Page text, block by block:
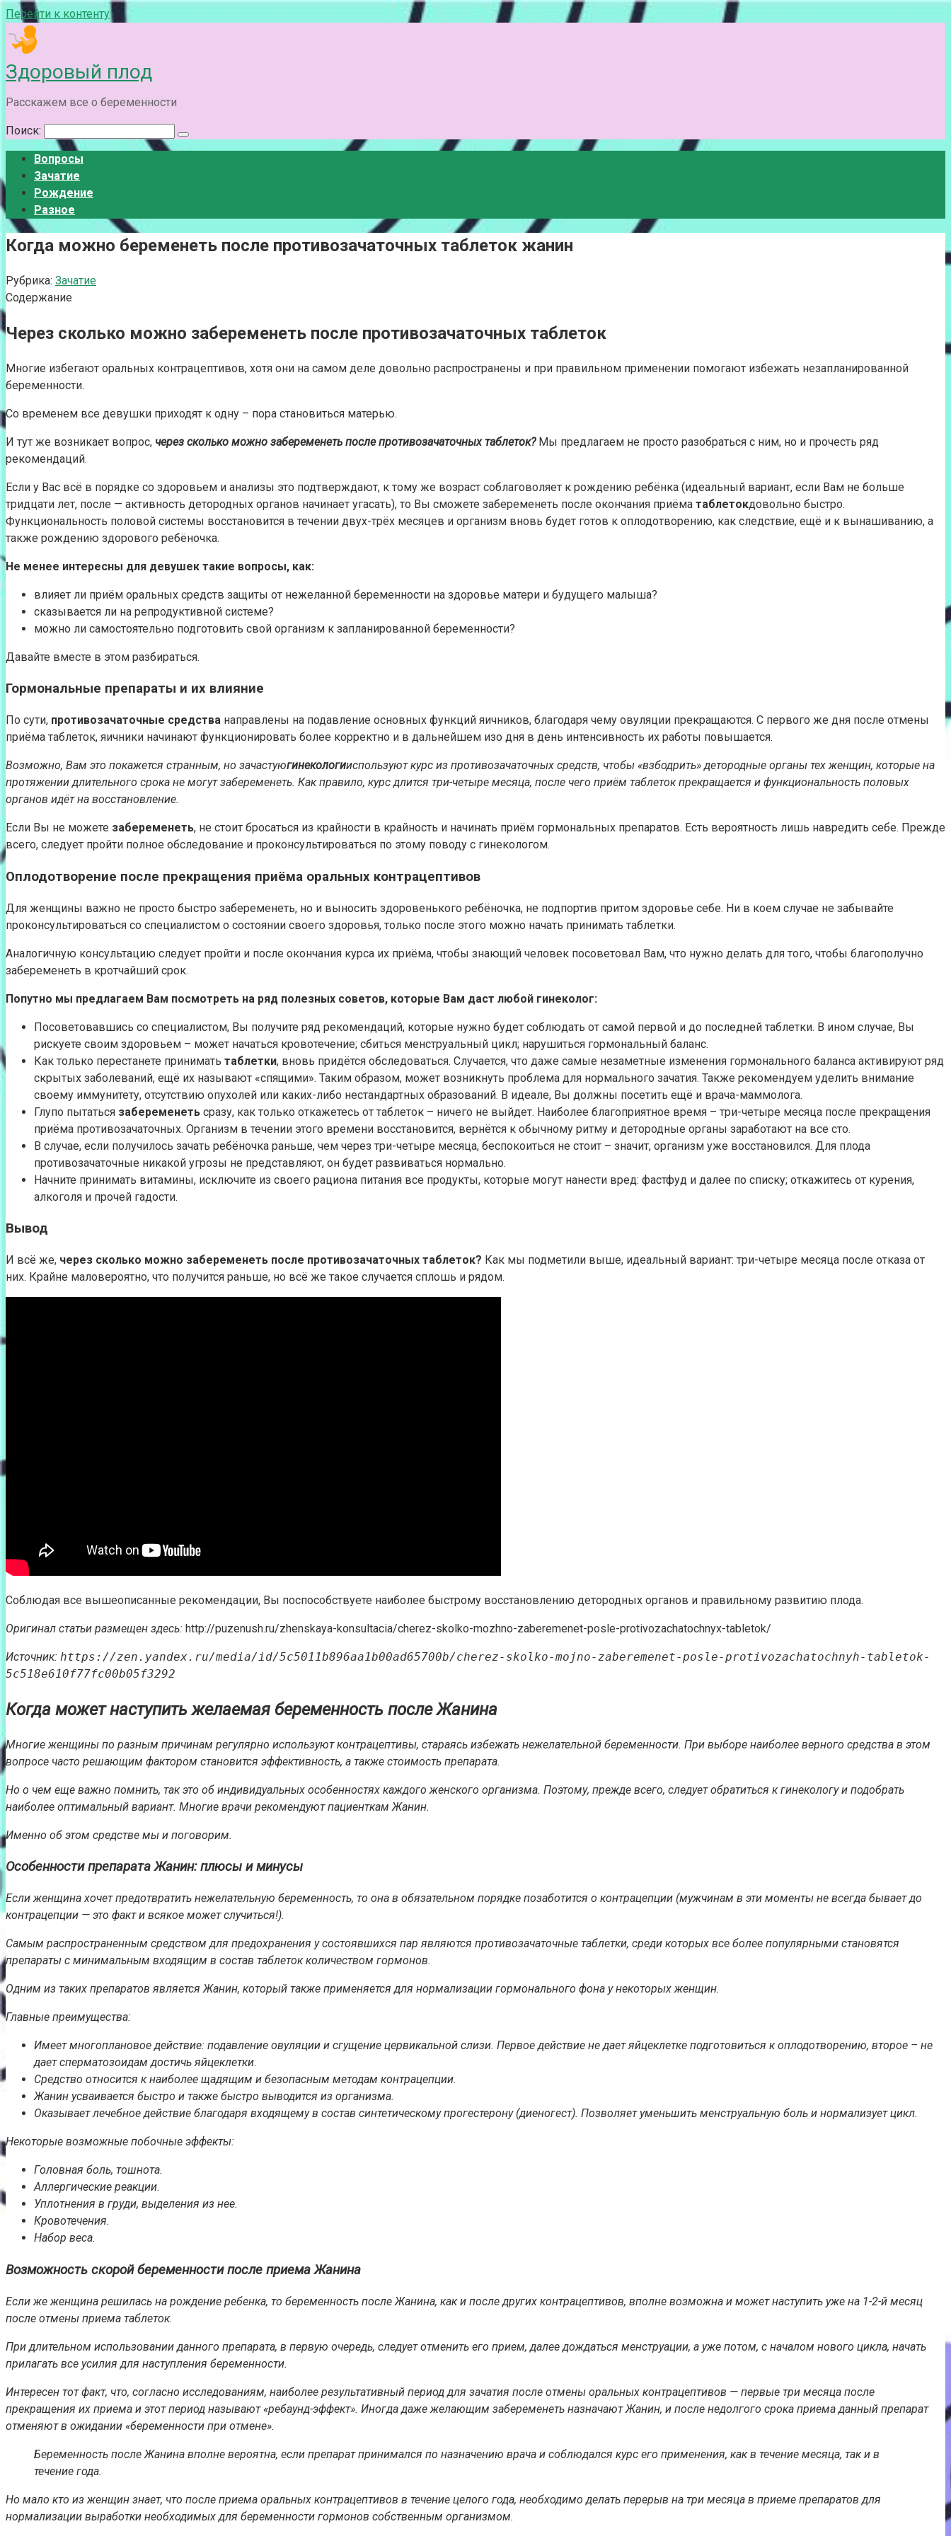
Перейти к контенту
Здоровый плод
Расскажем все о беременности
Поиск:
Вопросы
Зачатие
Рождение
Разное
Когда можно беременеть после противозачаточных таблеток жанин
Рубрика: Зачатие
Содержание
Через сколько можно забеременеть после противозачаточных таблеток
Многие избегают оральных контрацептивов, хотя они на самом деле довольно распространены и при правильном применении помогают избежать незапланированной
беременности.
Со временем все девушки приходят к одну – пора становиться матерью.
И тут же возникает вопрос, через сколько можно забеременеть после противозачаточных таблеток?Мы предлагаем не просто разобраться с ним, но и прочесть ряд
рекомендаций.
Если у Вас всё в порядке со здоровьем и анализы это подтверждают, к тому же возраст соблаговоляет к рождению ребёнка (идеальный вариант, если Вам не больше
тридцати лет, после — активность детородных органов начинает угасать), то Вы сможете забеременеть после окончания приёма таблетокдовольно быстро.
Функциональность половой системы восстановится в течении двух-трёх месяцев и организм вновь будет готов к оплодотворению, как следствие, ещё и к вынашиванию, а
также рождению здорового ребёночка.
Не менее интересны для девушек такие вопросы, как:
влияет ли приём оральных средств защиты от нежеланной беременности на здоровье матери и будущего малыша?
сказывается ли на репродуктивной системе?
можно ли самостоятельно подготовить свой организм к запланированной беременности?
Давайте вместе в этом разбираться.
Гормональные препараты и их влияние
По сути, противозачаточные средства направлены на подавление основных функций яичников, благодаря чему овуляции прекращаются. С первого же дня после отмены
приёма таблеток, яичники начинают функционировать более корректно и в дальнейшем изо дня в день интенсивность их работы повышается.
Возможно, Вам это покажется странным, но зачастуюгинекологииспользуют курс из противозачаточных средств, чтобы «взбодрить» детородные органы тех женщин, которые на
протяжении длительного срока не могут забеременеть. Как правило, курс длится три-четыре месяца, после чего приём таблеток прекращается и функциональность половых
органов идёт на восстановление.
Если Вы не можете забеременеть, не стоит бросаться из крайности в крайность и начинать приём гормональных препаратов. Есть вероятность лишь навредить себе. Прежде
всего, следует пройти полное обследование и проконсультироваться по этому поводу с гинекологом.
Оплодотворение после прекращения приёма оральных контрацептивов
Для женщины важно не просто быстро забеременеть, но и выносить здоровенького ребёночка, не подпортив притом здоровье себе. Ни в коем случае не забывайте
проконсультироваться со специалистом о состоянии своего здоровья, только после этого можно начать принимать таблетки.
Аналогичную консультацию следует пройти и после окончания курса их приёма, чтобы знающий человек посоветовал Вам, что нужно делать для того, чтобы благополучно
забеременеть в кротчайший срок.
Попутно мы предлагаем Вам посмотреть на ряд полезных советов, которые Вам даст любой гинеколог:
Посоветовавшись со специалистом, Вы получите ряд рекомендаций, которые нужно будет соблюдать от самой первой и до последней таблетки. В ином случае, Вы
рискуете своим здоровьем – может начаться кровотечение; сбиться менструальный цикл; нарушиться гормональный баланс.
Как только перестанете принимать таблетки, вновь придётся обследоваться. Случается, что даже самые незаметные изменения гормонального баланса активируют ряд
скрытых заболеваний, ещё их называют «спящими». Таким образом, может возникнуть проблема для нормального зачатия. Также рекомендуем уделить внимание
своему иммунитету, отсутствию опухолей или каких-либо нестандартных образований. В идеале, Вы должны посетить ещё и врача-маммолога.
Глупо пытаться забеременеть сразу, как только откажетесь от таблеток – ничего не выйдет. Наиболее благоприятное время – три-четыре месяца после прекращения
приёма противозачаточных. Организм в течении этого времени восстановится, вернётся к обычному ритму и детородные органы заработают на все сто.
В случае, если получилось зачать ребёночка раньше, чем через три-четыре месяца, беспокоиться не стоит – значит, организм уже восстановился. Для плода
противозачаточные никакой угрозы не представляют, он будет развиваться нормально.
Начните принимать витамины, исключите из своего рациона питания все продукты, которые могут нанести вред: фастфуд и далее по списку; откажитесь от курения,
алкоголя и прочей гадости.
Вывод
И всё же, через сколько можно забеременеть после противозачаточных таблеток? Как мы подметили выше, идеальный вариант: три-четыре месяца после отказа от
них. Крайне маловероятно, что получится раньше, но всё же такое случается сплошь и рядом.
Соблюдая все вышеописанные рекомендации, Вы поспособствуете наиболее быстрому восстановлению детородных органов и правильному развитию плода.
Оригинал статьи размещен здесь: http://puzenush.ru/zhenskaya-konsultacia/cherez-skolko-mozhno-zaberemenet-posle-protivozachatochnyx-tabletok/
Источник: https://zen.yandex.ru/media/id/5c5011b896aa1b00ad65700b/cherez-skolko-mojno-zaberemenet-posle-protivozachatochnyh-tabletok-
5c518e610f77fc00b05f3292
Когда может наступить желаемая беременность после Жанина
Многие женщины по разным причинам регулярно используют контрацептивы, стараясь избежать нежелательной беременности. При выборе наиболее верного средства в этом
вопросе часто решающим фактором становится эффективность, а также стоимость препарата.
Но о чем еще важно помнить, так это об индивидуальных особенностях каждого женского организма. Поэтому, прежде всего, следует обратиться к гинекологу и подобрать
наиболее оптимальный вариант. Многие врачи рекомендуют пациенткам Жанин.
Именно об этом средстве мы и поговорим.
Особенности препарата Жанин: плюсы и минусы
Если женщина хочет предотвратить нежелательную беременность, то она в обязательном порядке позаботится о контрацепции (мужчинам в эти моменты не всегда бывает до
контрацепции — это факт и всякое может случиться!).
Самым распространенным средством для предохранения у состоявшихся пар являются противозачаточные таблетки, среди которых все более популярными становятся
препараты с минимальным входящим в состав таблеток количеством гормонов.
Одним из таких препаратов является Жанин, который также применяется для нормализации гормонального фона у некоторых женщин.
Главные преимущества:
Имеет многоплановое действие: подавление овуляции и сгущение цервикальной слизи. Первое действие не дает яйцеклетке подготовиться к оплодотворению, второе – не
дает сперматозоидам достичь яйцеклетки.
Средство относится к наиболее щадящим и безопасным методам контрацепции.
Жанин усваивается быстро и также быстро выводится из организма.
Оказывает лечебное действие благодаря входящему в состав синтетическому прогестерону (диеногест). Позволяет уменьшить менструальную боль и нормализует цикл.
Некоторые возможные побочные эффекты:
Головная боль, тошнота.
Аллергические реакции.
Уплотнения в груди, выделения из нее.
Кровотечения.
Набор веса.
Возможность скорой беременности после приема Жанина
Если же женщина решилась на рождение ребенка, то беременность после Жанина, как и после других контрацептивов, вполне возможна и может наступить уже на 1-2-й месяц
после отмены приема таблеток.
При длительном использовании данного препарата, в первую очередь, следует отменить его прием, далее дождаться менструации, а уже потом, с началом нового цикла, начать
прилагать все усилия для наступления беременности.
Интересен тот факт, что, согласно исследованиям, наиболее результативный период для зачатия после отмены оральных контрацептивов — первые три месяца после
прекращения их приема и этот период называют «ребаунд-эффект». Иногда даже желающим забеременеть назначают Жанин, и после недолгого срока приема данный препарат
отменяют в ожидании «беременности при отмене».
Беременность после Жанина вполне вероятна, если препарат принимался по назначению врача и соблюдался курс его применения, как в течение месяца, так и в
течение года.
Но мало кто из женщин знает, что после приема оральных контрацептивов в течение целого года, необходимо делать перерыв на три месяца в приеме препаратов для
нормализации выработки необходимых для беременности гормонов собственным организмом.